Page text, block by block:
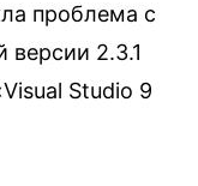
проблема с
версии 2.3.1
Studio 9